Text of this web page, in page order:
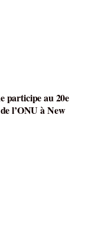
participe au 20e
l’ONU à New